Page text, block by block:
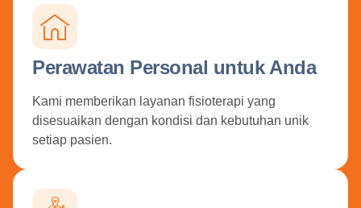
Perawatan Personal untuk Anda
Kami memberikan layanan fisioterapi yang
disesuaikan dengan kondisi dan kebutuhan unik
setiap pasien.